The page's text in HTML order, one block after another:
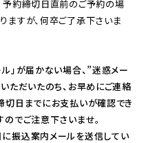
予約締切日直前のご予約の場
ますが、何卒ご了承下さいま
」が届かない場合、”迷惑メー
ただいたのち、お早めにご連絡
切日までにお支払いが確認でき
でご注意下さいませ。
振込案内メールを送信してい